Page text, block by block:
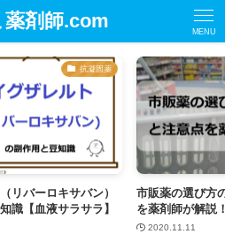
剤師.com MENU
抗凝固薬
リバーロキサバン）
識【血液サラサラ】
市販薬の選び方
を薬剤師が解説
2020.11.11